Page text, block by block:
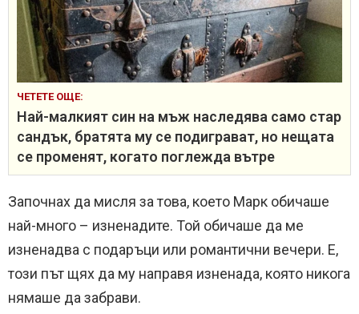
ЧЕТЕТЕ ОЩЕ:
Най-малкият син на мъж наследява само стар
сандък, братята му се подиграват, но нещата
се променят, когато поглежда вътре
Започнах да мисля за това, което Марк обичаше
най-много – изненадите. Той обичаше да ме
изненадва с подаръци или романтични вечери. Е,
този път щях да му направя изненада, която никога
нямаше да забрави.